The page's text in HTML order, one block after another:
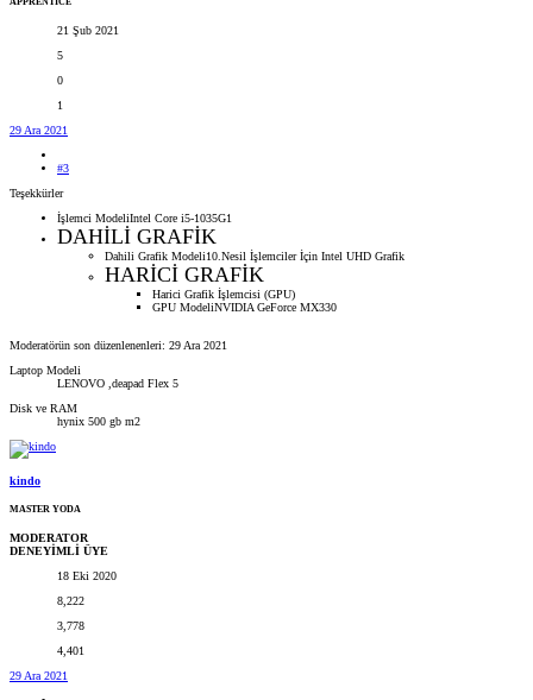
21 Şub 2021
5
0
1
29 Ara 2021
#3
Teşekkürler
İşlemci ModeliIntel Core i5-1035G1
DAHİLİ GRAFİK
Dahili Grafik Modeli10.Nesil İşlemciler İçin Intel UHD Grafik
HARİCİ GRAFİK
Harici Grafik İşlemcisi (GPU)
GPU ModeliNVIDIA GeForce MX330
Moderatörün son düzenlenenleri: 29 Ara 2021
Laptop Modeli
LENOVO ,deapad Flex 5
Disk ve RAM
hynix 500 gb m2
kindo
MASTER YODA
MODERATOR
DENEYİMLİ ÜYE
18 Eki 2020
8,222
3,778
4,401
29 Ara 2021